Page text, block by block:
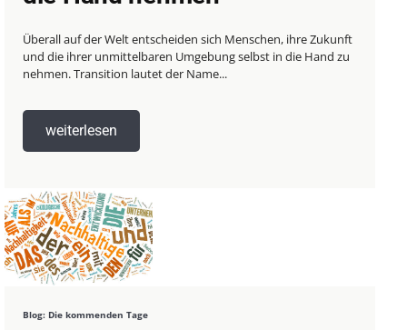
Überall auf der Welt entscheiden sich Menschen, ihre Zukunft
und die ihrer unmittelbaren Umgebung selbst in die Hand zu
nehmen. Transition lautet der Name...
weiterlesen
Blog: Die kommenden Tage